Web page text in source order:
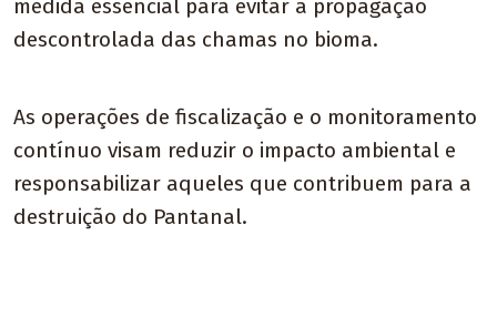
medida essencial para evitar a propagação
descontrolada das chamas no bioma.
As operações de fiscalização e o monitoramento
contínuo visam reduzir o impacto ambiental e
responsabilizar aqueles que contribuem para a
destruição do Pantanal.